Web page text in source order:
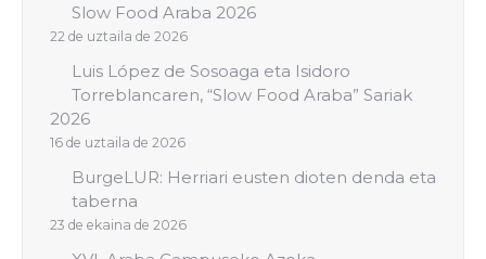
Slow Food Araba 2026
22 de uztaila de 2026
Luis López de Sosoaga eta Isidoro
Torreblancaren, “Slow Food Araba” Sariak
2026
16 de uztaila de 2026
BurgeLUR: Herriari eusten dioten denda eta
taberna
23 de ekaina de 2026